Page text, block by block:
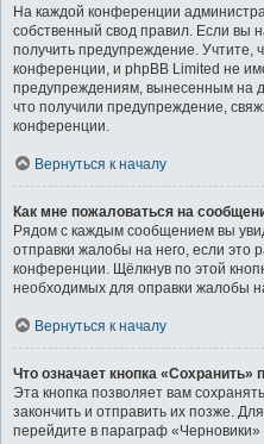
На каждой конференции
собственный свод правил. Если вы
получить предупреждение. Учтите,
конференции, и phpBB Limited не
предупреждениям, вынесенным на
что получили предупреждение,
конференции.
Вернуться к началу
Как мне пожаловаться на
Рядом с каждым сообщением вы
отправки жалобы на него, если это
конференции. Щёлкнув по этой
необходимых для оправки жалобы
Вернуться к началу
Что означает кнопка «Сохранить»
Эта кнопка позволяет вам
закончить и отправить их позже.
перейдите в параграф «Черновики»